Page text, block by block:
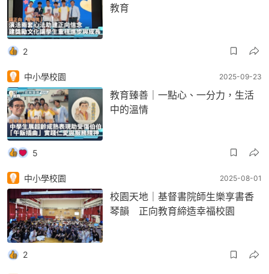
教育
2
中小學校園 2025-09-23
教育臻善｜一點心、一分力，生活
中的溫情
5
中小學校園 2025-08-01
校園天地｜基督書院師生樂享書香
琴韻 正向教育締造幸福校園
2